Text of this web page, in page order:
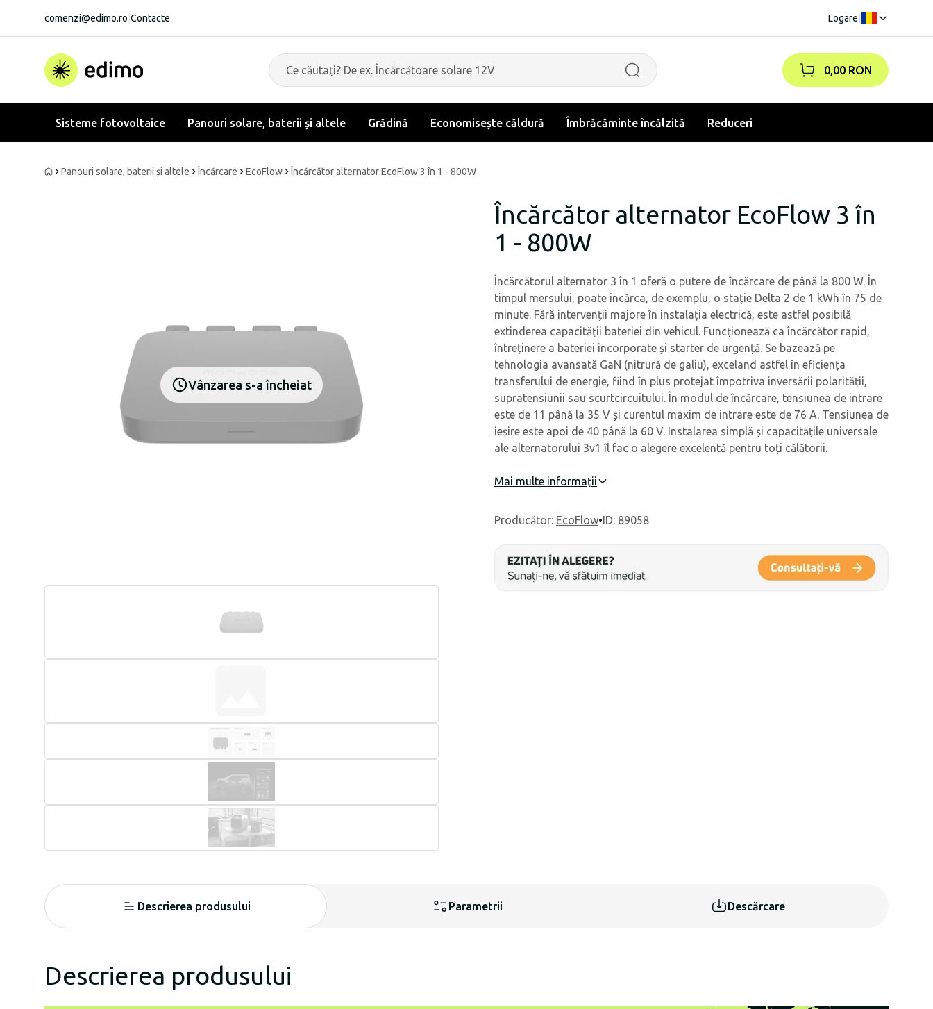
comenzi@edimo.ro Contacte Logare
0,00 RON
Sisteme fotovoltaice Panouri solare, baterii și altele Grădină Economisește căldură Îmbrăcăminte încălzită Reduceri
Panouri solare, baterii și altele Încărcare EcoFlow Încărcător alternator EcoFlow 3 în 1 - 800W
Vânzarea s-a încheiat
Încărcător alternator EcoFlow 3 în
1 - 800W
Încărcătorul alternator 3 în 1 oferă o putere de încărcare de până la 800 W. În
timpul mersului, poate încărca, de exemplu, o stație Delta 2 de 1 kWh în 75 de
minute. Fără intervenții majore în instalația electrică, este astfel posibilă
extinderea capacității bateriei din vehicul. Funcționează ca încărcător rapid,
întreținere a bateriei încorporate și starter de urgență. Se bazează pe
tehnologia avansată GaN (nitrură de galiu), exceland astfel în eficiența
transferului de energie, fiind în plus protejat împotriva inversării polarității,
supratensiunii sau scurtcircuitului. În modul de încărcare, tensiunea de intrare
este de 11 până la 35 V și curentul maxim de intrare este de 76 A. Tensiunea de
ieșire este apoi de 40 până la 60 V. Instalarea simplă și capacitățile universale
ale alternatorului 3v1 îl fac o alegere excelentă pentru toți călătorii.
Mai multe informații
Producător: EcoFlow•ID: 89058
Descrierea produsului Parametrii Descărcare
Descrierea produsului